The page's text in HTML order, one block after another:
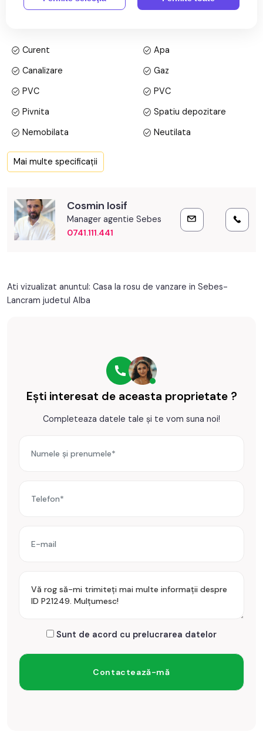
Curent
Apa
Canalizare
Gaz
PVC
PVC
Pivnita
Spatiu depozitare
Nemobilata
Neutilata
Nemobilat
Mai multe specificații
Cosmin Iosif
Manager agentie Sebes
0741.111.441
Ati vizualizat anuntul: Casa la rosu de vanzare in Sebes-
Lancram judetul Alba
Ești interesat de aceasta proprietate ?
Completeaza datele tale și te vom suna noi!
Sunt de acord cu prelucrarea datelor